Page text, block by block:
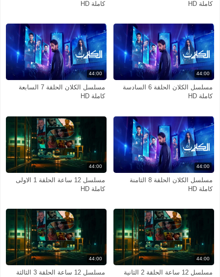
كاملة HD
كاملة HD
44:00
مسلسل الكلان الحلقة 6 السادسة
كاملة HD
44:00
مسلسل الكلان الحلقة 7 السابعة
كاملة HD
44:00
مسلسل الكلان الحلقة 8 الثامنة
كاملة HD
44:00
مسلسل 12 ساعة الحلقة 1 الاولى
كاملة HD
44:00
مسلسل 12 ساعة الحلقة 2 الثانية
44:00
مسلسل 12 ساعة الحلقة 3 الثالثة